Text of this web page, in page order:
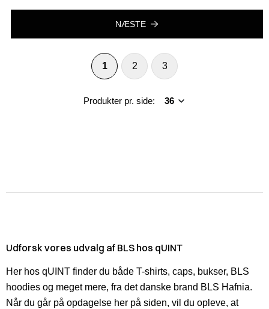
NÆSTE
1 2 3
Produkter pr. side:
Udforsk vores udvalg af BLS hos qUINT
Her hos qUINT finder du både T-shirts, caps, bukser, BLS
hoodies og meget mere, fra det danske brand BLS Hafnia.
Når du går på opdagelse her på siden, vil du opleve, at